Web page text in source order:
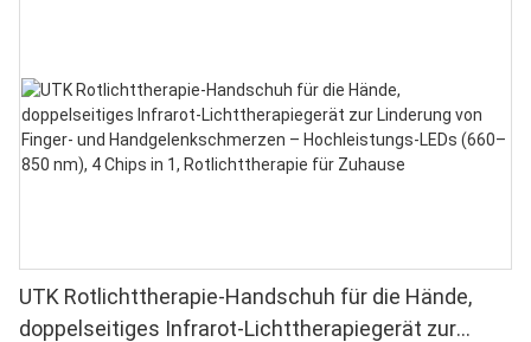
UTK Rotlichttherapie-Handschuh für die Hände,
doppelseitiges Infrarot-Lichttherapiegerät zur